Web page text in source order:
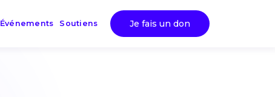
Événements Soutiens Je fais un don